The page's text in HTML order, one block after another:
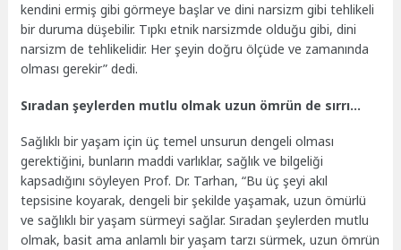
kendini ermiş gibi görmeye başlar ve dini narsizm gibi tehlikeli
bir duruma düşebilir. Tıpkı etnik narsizmde olduğu gibi, dini
narsizm de tehlikelidir. Her şeyin doğru ölçüde ve zamanında
olması gerekir” dedi.
Sıradan şeylerden mutlu olmak uzun ömrün de sırrı…
Sağlıklı bir yaşam için üç temel unsurun dengeli olması
gerektiğini, bunların maddi varlıklar, sağlık ve bilgeliği
kapsadığını söyleyen Prof. Dr. Tarhan, “Bu üç şeyi akıl
tepsisine koyarak, dengeli bir şekilde yaşamak, uzun ömürlü
ve sağlıklı bir yaşam sürmeyi sağlar. Sıradan şeylerden mutlu
olmak, basit ama anlamlı bir yaşam tarzı sürmek, uzun ömrün